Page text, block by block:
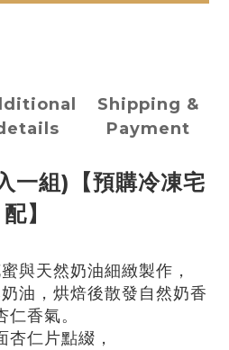
Shipping &
Payment
一組) 【預購冷凍宅
配】
與天然奶油細緻製作，
奶油，烘焙後散發自然奶香
仁香氣。
杏仁片點綴，